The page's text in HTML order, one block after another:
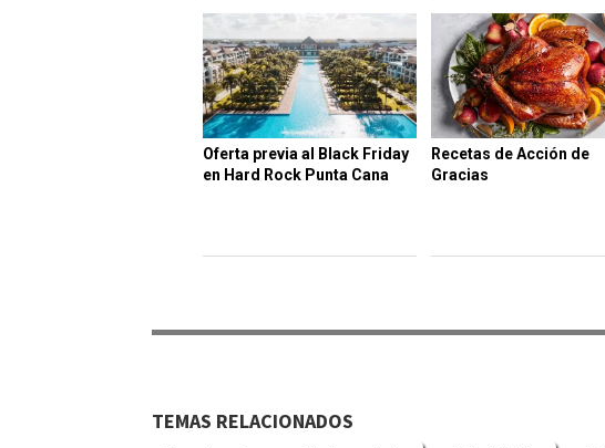
Oferta previa al Black Friday
en Hard Rock Punta Cana
Recetas de Acción de
Gracias
TEMAS RELACIONADOS